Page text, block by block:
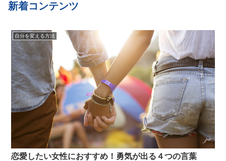
新着コンテンツ
自分を変える方法
恋愛したい女性におすすめ！勇気が出る４つの言葉